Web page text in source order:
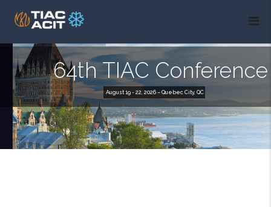
August 19 - 22, 2026 – Quebec City, QC
64th TIAC Conference